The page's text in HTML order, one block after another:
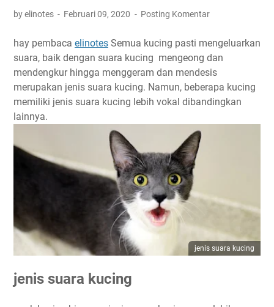
by elinotes Februari 09, 2020 Posting Komentar
hay pembaca elinotes Semua kucing pasti mengeluarkan
suara, baik dengan suara kucing mengeong dan
mendengkur hingga menggeram dan mendesis
merupakan jenis suara kucing. Namun, beberapa kucing
memiliki jenis suara kucing lebih vokal dibandingkan
lainnya.
jenis suara kucing
jenis suara kucing